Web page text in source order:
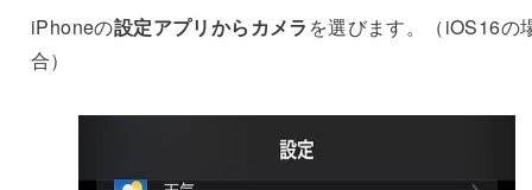
iPhoneの設定アプリからカメラ を選びます。（iOS16の
合）